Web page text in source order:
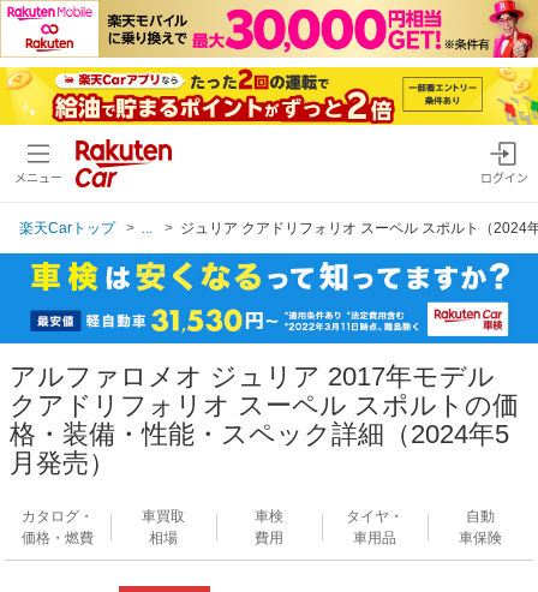
メニュー ログイン
楽天Carトップ ジュリア クアドリフォリオ スーペル スポルト（2024
アルファロメオ ジュリア 2017年モデル
クアドリフォリオ スーペル スポルトの価
格・装備・性能・スペック詳細（2024年5
月発売）
カタログ・
価格・燃費
車買取
相場
車検
費用
タイヤ・
車用品
自動
車保険